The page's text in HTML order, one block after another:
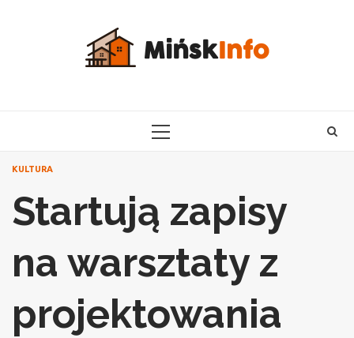
PRIMARY
KULTURA
Startują zapisy
na warsztaty z
projektowania